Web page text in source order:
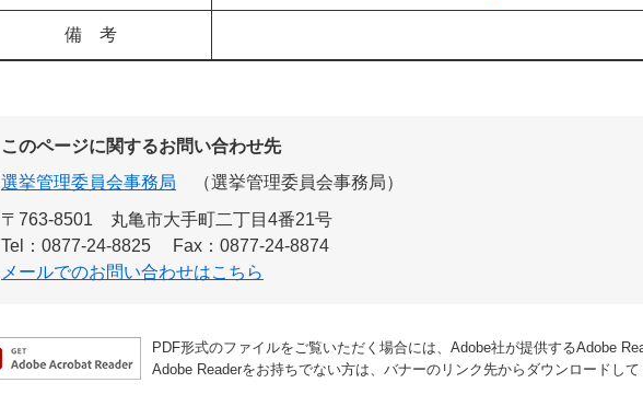
備 考
このページに関するお問い合わせ先
選挙管理委員会事務局
選挙管理委員会事務局
〒763-8501 丸亀市大手町二丁目4番21号
Tel：0877-24-8825
Fax：0877-24-8874
メールでのお問い合わせはこちら
PDF形式のファイルをご覧いただく場合には、Adobe社が提供するAdobe
Adobe Readerをお持ちでない方は、バナーのリンク先からダウンロードして